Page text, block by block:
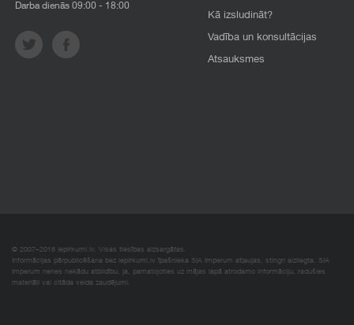
Darba dienās 09:00 - 18:00
Kā izsludināt?
Vadība un konsultācijas
Atsauksmes
© 2007–2018 Iepirkumi.lv. Visas tiesības aizsargātas.
Informācijas pārpublicēšana bez iepirkumi.lv īpašnieka SIA Imperum atļaujas, stingri aizliegta. SIA
Imperum nenes nekādu atbildību, ja, pamatojoties uz mājas lapā atrodamo informāciju, radušies
materiāli vai citāda veida zaudējumi.